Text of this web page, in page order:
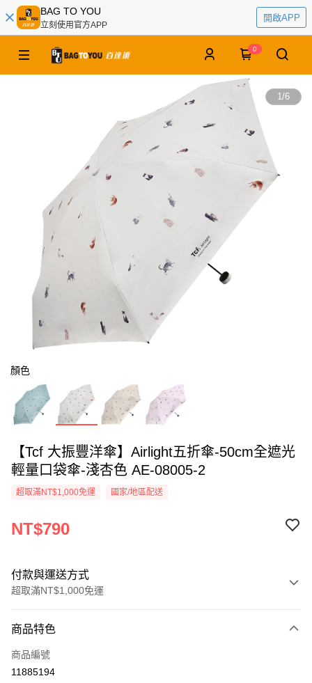
BAG TO YOU
立刻使用官方APP
開啟APP
0
1/6
顏色
【Tcf 大振豐洋傘】Airlight五折傘-50cm全遮光
輕量口袋傘-淺杏色 AE-08005-2
超取滿NT$1,000免運 國家/地區配送
NT$790
付款與運送方式
超取滿NT$1,000免運
信用卡一次付款
信用卡分期付款
商品特色
商品編號
11885194